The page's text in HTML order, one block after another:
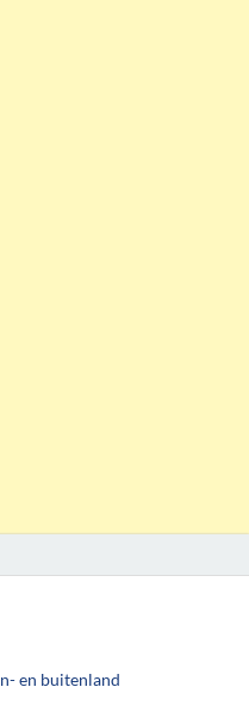
en buitenland